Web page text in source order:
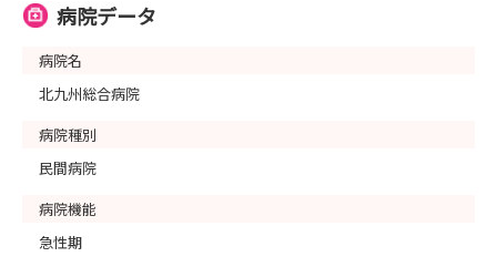
病院データ
病院名
北九州総合病院
病院種別
民間病院
病院機能
急性期